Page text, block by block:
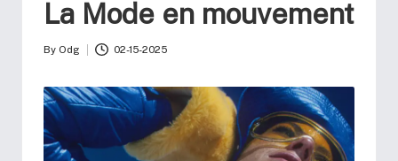
La Mode en mouvement
By Odg 02-15-2025